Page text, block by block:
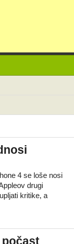
4 se loše nosi
drugi
kritike, a